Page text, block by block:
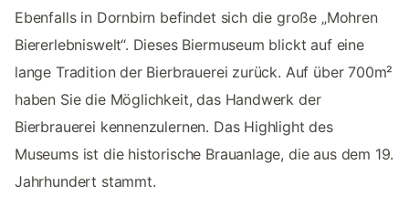
Ebenfalls in Dornbirn befindet sich die große „Mohren
Biererlebniswelt“. Dieses Biermuseum blickt auf eine
lange Tradition der Bierbrauerei zurück. Auf über 700m²
haben Sie die Möglichkeit, das Handwerk der
Bierbrauerei kennenzulernen. Das Highlight des
Museums ist die historische Brauanlage, die aus dem 19.
Jahrhundert stammt.